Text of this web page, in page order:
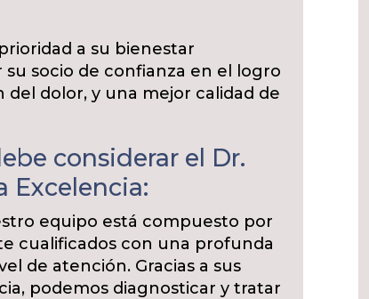
a su bienestar
socio de confianza en el logro
dolor, y una mejor calidad de
considerar el Dr.
Excelencia:
equipo está compuesto por
cualificados con una profunda
de atención. Gracias a sus
podemos diagnosticar y tratar